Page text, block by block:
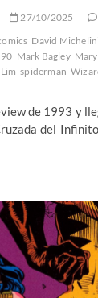
27/10/2025
David
Mark Bagley
spiderman
de 1993 y
del